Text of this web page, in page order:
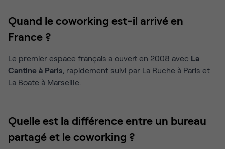
Quand le coworking est-il arrivé en
France ?
Le premier espace français a ouvert en 2008 avec La
Cantine à Paris, rapidement suivi par La Ruche à Paris et
La Boate à Marseille.
Quelle est la différence entre un bureau
partagé et le coworking ?